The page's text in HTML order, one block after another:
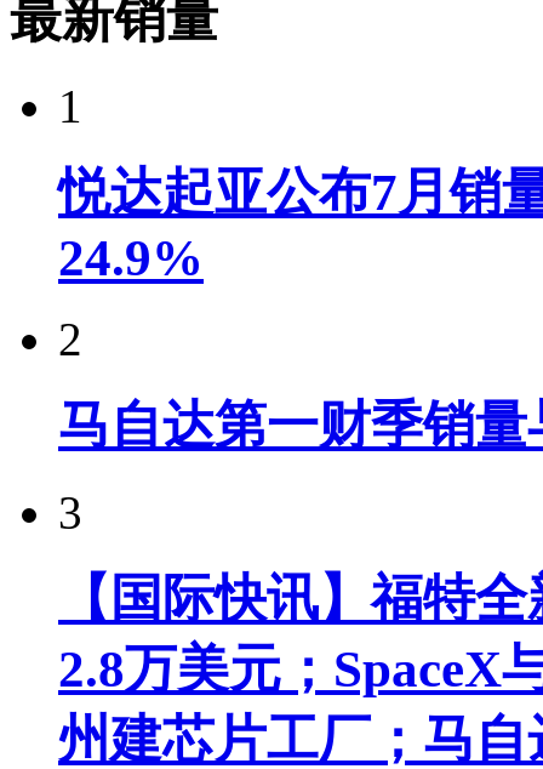
最新销量
1
悦达起亚公布7月销
24.9%
2
马自达第一财季销
3
【国际快讯】福特
2.8万美元；SpaceX
州建芯片工厂；马